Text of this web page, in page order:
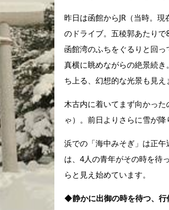
昨日は函館からJR（当時。
のドライブ。五稜郭あたりで
函館湾のふちをぐるりと回
真横に眺めながらの絶景続
ち上る、幻想的な光景も見え
木古内に着いてまず向かっ
ゃ）。前日よりさらに雪が降
浜での「海中みそぎ」は正
は、4人の青年がその時を待
らと見え始めています。
◆静かに出御の時を待つ、行